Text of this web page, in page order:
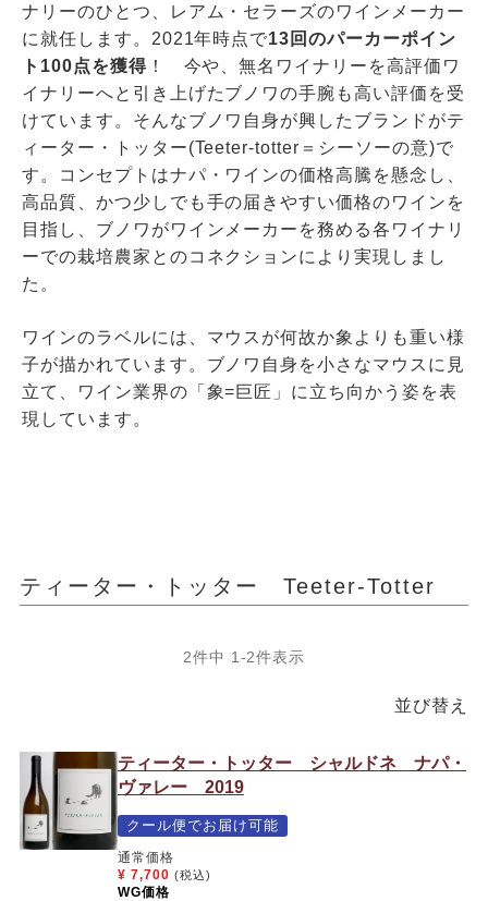
ナリーのひとつ、レアム・セラーズのワインメーカー
に就任します。2021年時点で13回のパーカーポイン
ト100点を獲得！ 今や、無名ワイナリーを高評価ワ
イナリーへと引き上げたブノワの手腕も高い評価を受
けています。そんなブノワ自身が興したブランドがテ
ィーター・トッター(Teeter-totter＝シーソーの意)で
す。コンセプトはナパ・ワインの価格高騰を懸念し、
高品質、かつ少しでも手の届きやすい価格のワインを
目指し、ブノワがワインメーカーを務める各ワイナリ
ーでの栽培農家とのコネクションにより実現しまし
た。
ワインのラベルには、マウスが何故か象よりも重い様
子が描かれています。ブノワ自身を小さなマウスに見
立て、ワイン業界の「象=巨匠」に立ち向かう姿を表
現しています。
ティーター・トッター Teeter-Totter
並び替え
2件中 1 -2件表示
ティーター・トッター シャルドネ ナパ・
ヴァレー 2019
クール便でお届け可能
通常価格
¥ 7,700 (税込)
WG価格